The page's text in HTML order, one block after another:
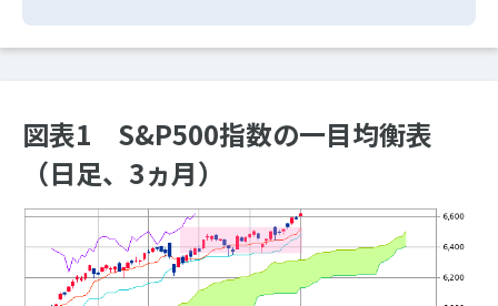
図表1 S&P500指数の一目均衡表
（日足、3ヵ月）